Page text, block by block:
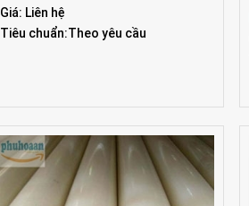
Giá: Liên hệ
Tiêu chuẩn:Theo yêu cầu